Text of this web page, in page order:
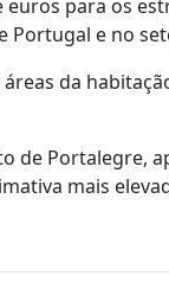
para os
Portugal e no
da
de Portalegre,
mais